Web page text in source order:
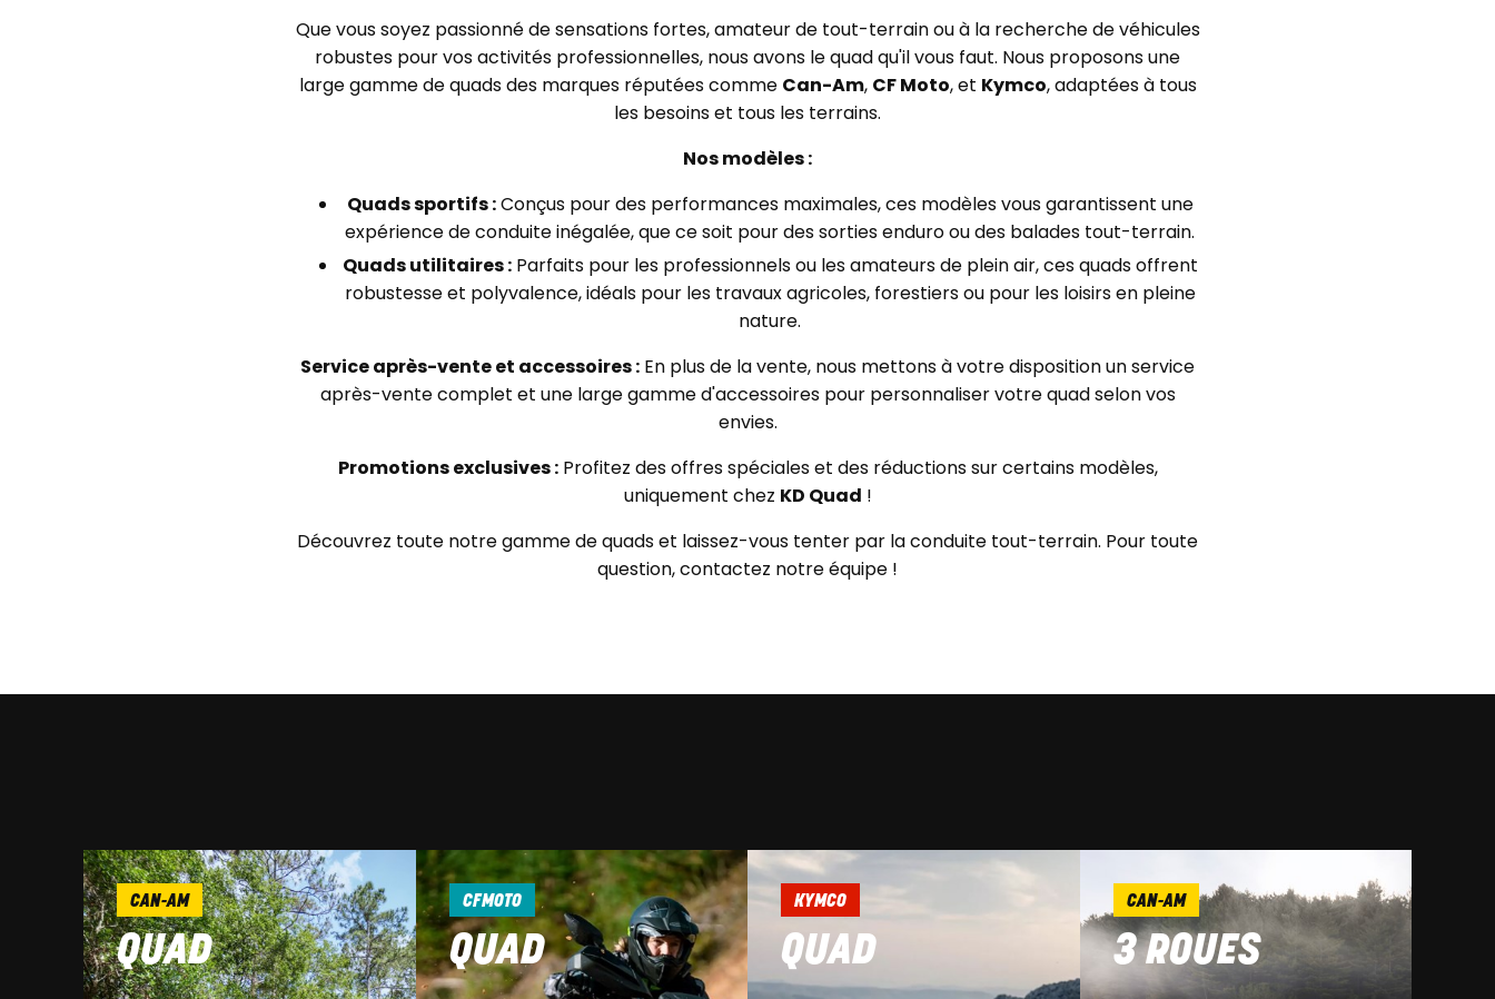
Que vous soyez passionné de sensations fortes, amateur de tout-terrain ou à la recherche de véhicules
robustes pour vos activités professionnelles, nous avons le quad qu'il vous faut. Nous proposons une
large gamme de quads des marques réputées comme Can-Am, CF Moto, et Kymco, adaptées à tous
les besoins et tous les terrains.
Nos modèles :
Quads sportifs :Conçus pour des performances maximales, ces modèles vous garantissent une
expérience de conduite inégalée, que ce soit pour des sorties enduro ou des balades tout-terrain.
Quads utilitaires :Parfaits pour les professionnels ou les amateurs de plein air, ces quads offrent
robustesse et polyvalence, idéals pour les travaux agricoles, forestiers ou pour les loisirs en pleine
nature.
Service après-vente et accessoires : En plus de la vente, nous mettons à votre disposition un service
après-vente complet et une large gamme d'accessoires pour personnaliser votre quad selon vos
envies.
Promotions exclusives :Profitez des offres spéciales et des réductions sur certains modèles,
uniquement chez KD Quad !
Découvrez toute notre gamme de quads et laissez-vous tenter par la conduite tout-terrain. Pour toute
question, contactez notre équipe !
CAN-AM
QUAD
CFMOTO
QUAD
KYMCO
QUAD
CAN-AM
3 ROUES